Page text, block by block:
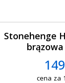
Stonehenge
cena za